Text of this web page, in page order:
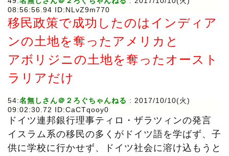
08:56:56.94 ID:NLvZ9m770
移民政策で成功したのはインディア
ンの土地を奪ったアメリカと
アボリジニの土地を奪ったオースト
ラリアだけ
54:名無しさん＠２ろぐちゃんねる : 2017/10/10(火)
09:02:30.72 ID:CaCTqooy0
ドイツ連邦銀行理事ティロ・ザラツィンの発言
イスラム系の移民の多くがドイツ語を学ばず、子
供に学校に行かせず、ドイツ社会に溶け込もうと